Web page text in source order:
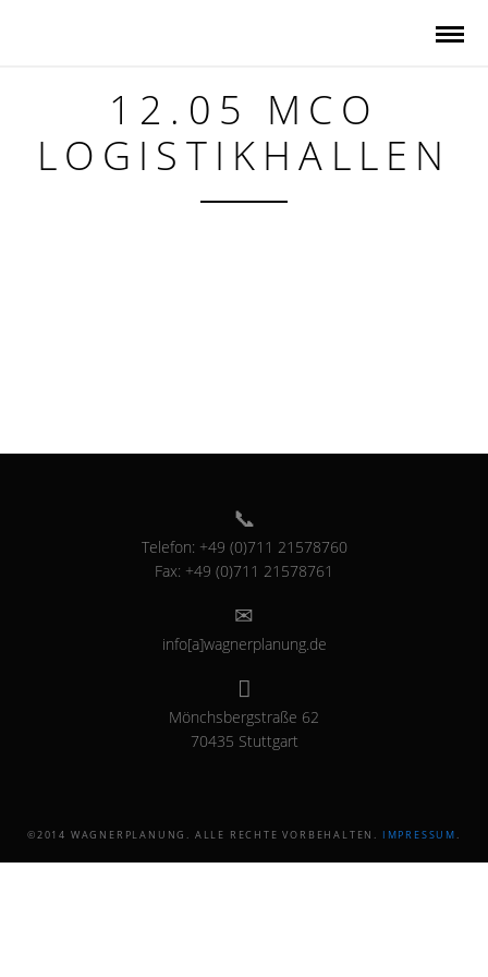
12.05 MCO
LOGISTIKHALLEN
Telefon: +49 (0)711 21578760
Fax: +49 (0)711 21578761
info[a]wagnerplanung.de
Mönchsbergstraße 62
70435 Stuttgart
©2014 WAGNERPLANUNG. ALLE RECHTE VORBEHALTEN. IMPRESSUM.